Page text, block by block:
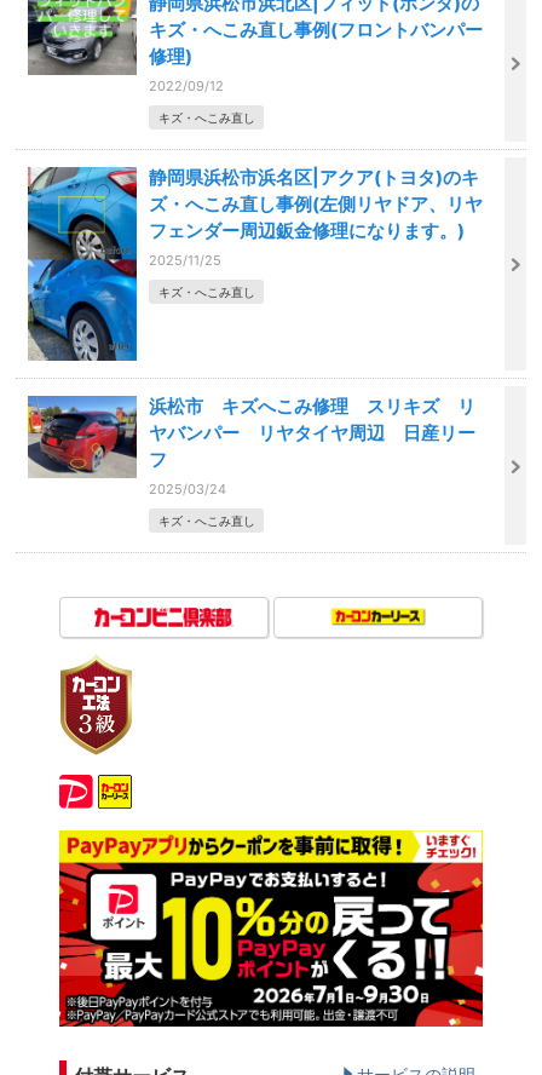
キズ・へこみ直し事例(フロントバンパー
修理)
2022/09/12
キズ・へこみ直し
静岡県浜松市浜名区|アクア(トヨタ)のキ
ズ・へこみ直し事例(左側リヤドア、リヤ
フェンダー周辺鈑金修理になります。)
2025/11/25
キズ・へこみ直し
浜松市 キズへこみ修理 スリキズ リ
ヤバンパー リヤタイヤ周辺 日産リー
フ
2025/03/24
キズ・へこみ直し